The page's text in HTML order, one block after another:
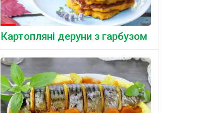
Картопляні деруни з гарбузом